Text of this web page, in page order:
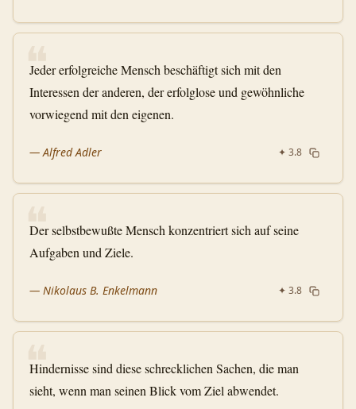
❝
Jeder erfolgreiche Mensch beschäftigt sich mit den
Interessen der anderen, der erfolglose und gewöhnliche
vorwiegend mit den eigenen.
—Alfred Adler ✦ 3.8
❝
Der selbstbewußte Mensch konzentriert sich auf seine
Aufgaben und Ziele.
— Nikolaus B. Enkelmann ✦ 3.8
❝
Hindernisse sind diese schrecklichen Sachen, die man
sieht, wenn man seinen Blick vom Ziel abwendet.